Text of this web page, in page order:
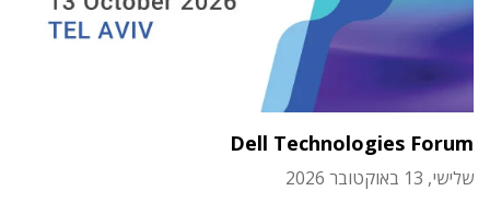
Dell Technologies Forum
שלישי, 13 באוקטובר 2026